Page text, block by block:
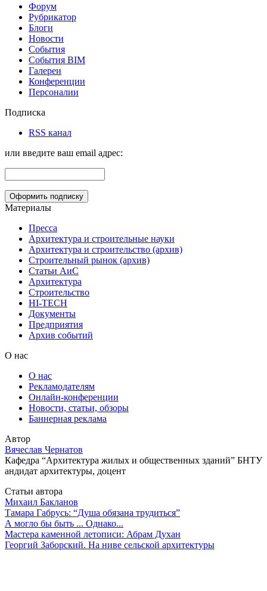
Форум
Рубрикатор
Блоги
Новости
События
События BIM
Галереи
Конференции
Персоналии
Подписка
RSS канал
или введите ваш email адрес:
Материалы
Пресса
Архитектура и строительные науки
Архитектура и строительство (архив)
Строительный рынок (архив)
Статьи АиС
Архитектура
Строительство
HI-TECH
Документы
Предприятия
Архив событий
О нас
О нас
Рекламодателям
Онлайн-конференции
Новости, статьи, обзоры
Баннерная реклама
Автор
Вячеслав Чернатов
Кафедра “Архитектура жилых и общественных зданий” БНТУ
андидат архитектуры, доцент
Статьи автора
Михаил Бакланов
Тамара Габрусь: “Душа обязана трудиться”
А могло бы быть ... Однако...
Мастера каменной летописи: Абрам Духан
Георгий Заборский. На ниве сельской архитектуры